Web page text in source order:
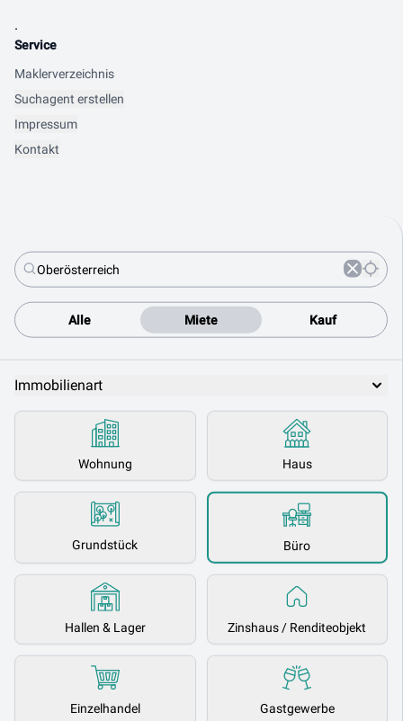
Alle Miete Kauf
Immobilienart
Wohnung Haus
Grundstück Büro
Hallen & Lager Zinshaus / Renditeobjekt
Einzelhandel Gastgewerbe
.
Service
Maklerverzeichnis
Suchagent erstellen
Impressum
Kontakt